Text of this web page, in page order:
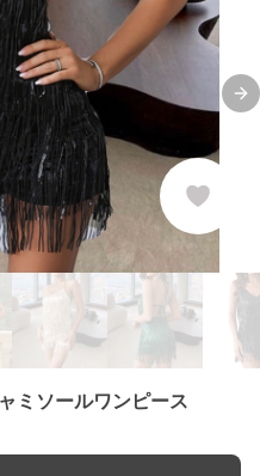
ミソールワンピース